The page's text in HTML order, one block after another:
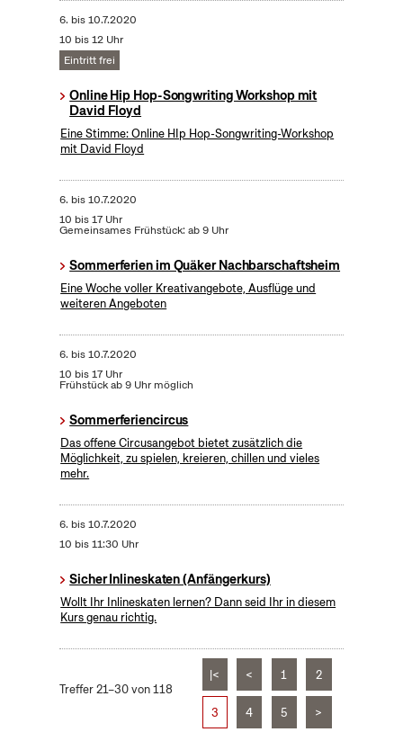
6. bis10.7.2020
10 bis 12 Uhr
Eintritt frei
Online Hip Hop-Songwriting Workshop mit
David Floyd
Eine Stimme: Online HIp Hop-Songwriting-Workshop
mit David Floyd
6. bis10.7.2020
10 bis 17 Uhr
Gemeinsames Frühstück: ab 9 Uhr
Sommerferien im Quäker Nachbarschaftsheim
Eine Woche voller Kreativangebote, Ausflüge und
weiteren Angeboten
6. bis10.7.2020
10 bis 17 Uhr
Frühstück ab 9 Uhr möglich
Sommerferiencircus
Das offene Circusangebot bietet zusätzlich die
Möglichkeit, zu spielen, kreieren, chillen und vieles
mehr.
6. bis10.7.2020
10 bis 11:30 Uhr
Sicher Inlineskaten (Anfängerkurs)
Wollt Ihr Inlineskaten lernen? Dann seid Ihr in diesem
Kurs genau richtig.
Treffer 21–30 von 118
|< < 1 2
3 4 5 >